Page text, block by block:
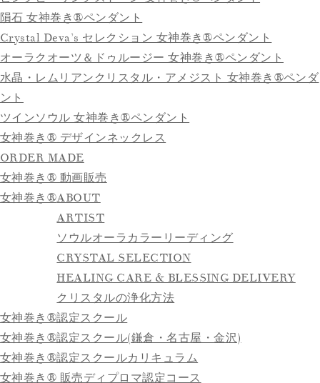
隕石 女神巻き®ペンダント
Crystal Deva’s セレクション 女神巻き®ペンダント
オーラクオーツ＆ドゥルージー 女神巻き®ペンダント
水晶・レムリアンクリスタル・アメジスト 女神巻き®ペンダ
ント
ツインソウル 女神巻き®ペンダント
女神巻き® デザインネックレス
ORDER MADE
女神巻き® 動画販売
女神巻き®ABOUT
ARTIST
ソウルオーラカラーリーディング
CRYSTAL SELECTION
HEALING CARE & BLESSING DELIVERY
クリスタルの浄化方法
女神巻き®認定スクール
女神巻き®認定スクール(鎌倉・名古屋・金沢)
女神巻き®認定スクールカリキュラム
女神巻き® 販売ディプロマ認定コース